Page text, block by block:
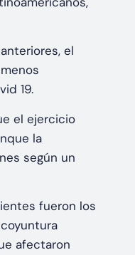
el
19.
el ejercicio
la
según un
fueron los
afectaron